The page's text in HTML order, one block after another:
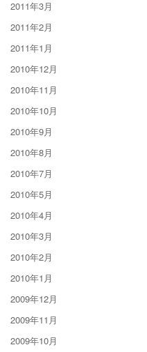
2011年3月
2011年2月
2011年1月
2010年12月
2010年11月
2010年10月
2010年9月
2010年8月
2010年7月
2010年5月
2010年4月
2010年3月
2010年2月
2010年1月
2009年12月
2009年11月
2009年10月